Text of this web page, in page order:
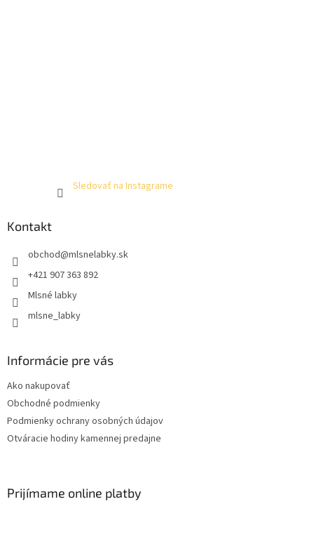
Sledovať na Instagrame
Kontakt
obchod@mlsnelabky.sk
+421 907 363 892
Mlsné labky
mlsne_labky
Informácie pre vás
Ako nakupovať
Obchodné podmienky
Podmienky ochrany osobných údajov
Otváracie hodiny kamennej predajne
Prijímame online platby